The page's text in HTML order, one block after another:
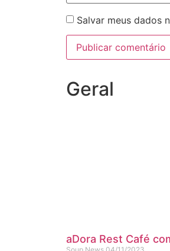
Salvar meus dados
Geral
aDora Rest Café